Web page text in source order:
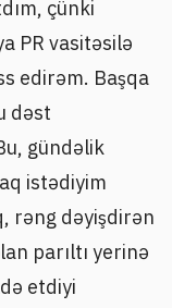
çünki
PR vasitəsilə
edirəm. Başqa
dəst
gündəlik
istədiyim
rəng dəyişdirən
parıltı yerinə
etdiyi